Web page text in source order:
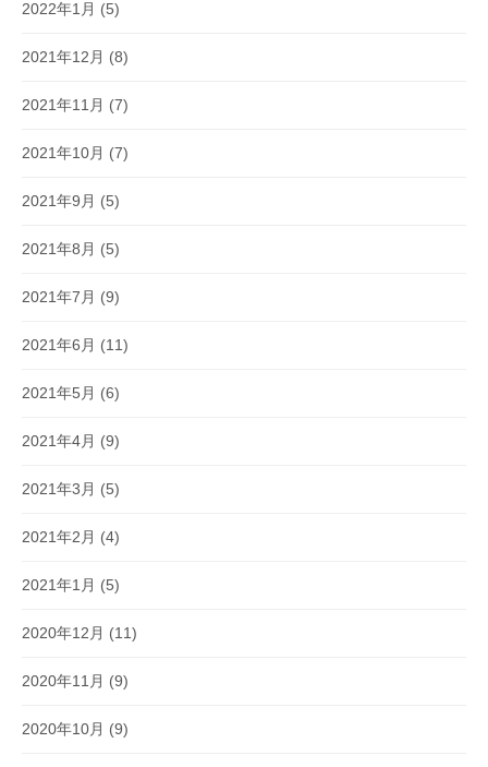
2022年1月 (5)
2021年12月 (8)
2021年11月 (7)
2021年10月 (7)
2021年9月 (5)
2021年8月 (5)
2021年7月 (9)
2021年6月 (11)
2021年5月 (6)
2021年4月 (9)
2021年3月 (5)
2021年2月 (4)
2021年1月 (5)
2020年12月 (11)
2020年11月 (9)
2020年10月 (9)